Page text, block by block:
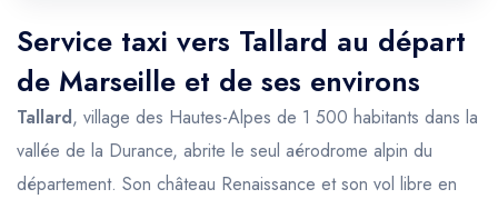
Service taxi vers Tallard au départ
de Marseille et de ses environs
Tallard, village des Hautes-Alpes de 1 500 habitants dans la
vallée de la Durance, abrite le seul aérodrome alpin du
département. Son château Renaissance et son vol libre en